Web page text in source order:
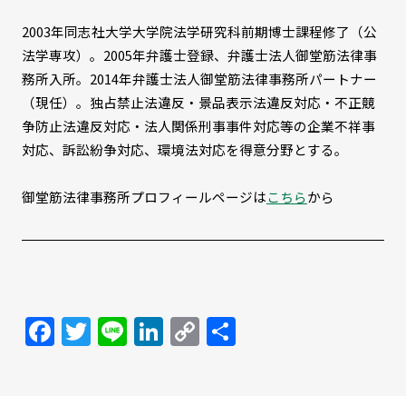
2003年同志社大学大学院法学研究科前期博士課程修了（公
法学専攻）。2005年弁護士登録、弁護士法人御堂筋法律事
務所入所。2014年弁護士法人御堂筋法律事務所パートナー
（現任）。独占禁止法違反・景品表示法違反対応・不正競
争防止法違反対応・法人関係刑事事件対応等の企業不祥事
対応、訴訟紛争対応、環境法対応を得意分野とする。
御堂筋法律事務所プロフィールページはこちらから
Facebook
Twitter
LineLinkedIn
Copy
共